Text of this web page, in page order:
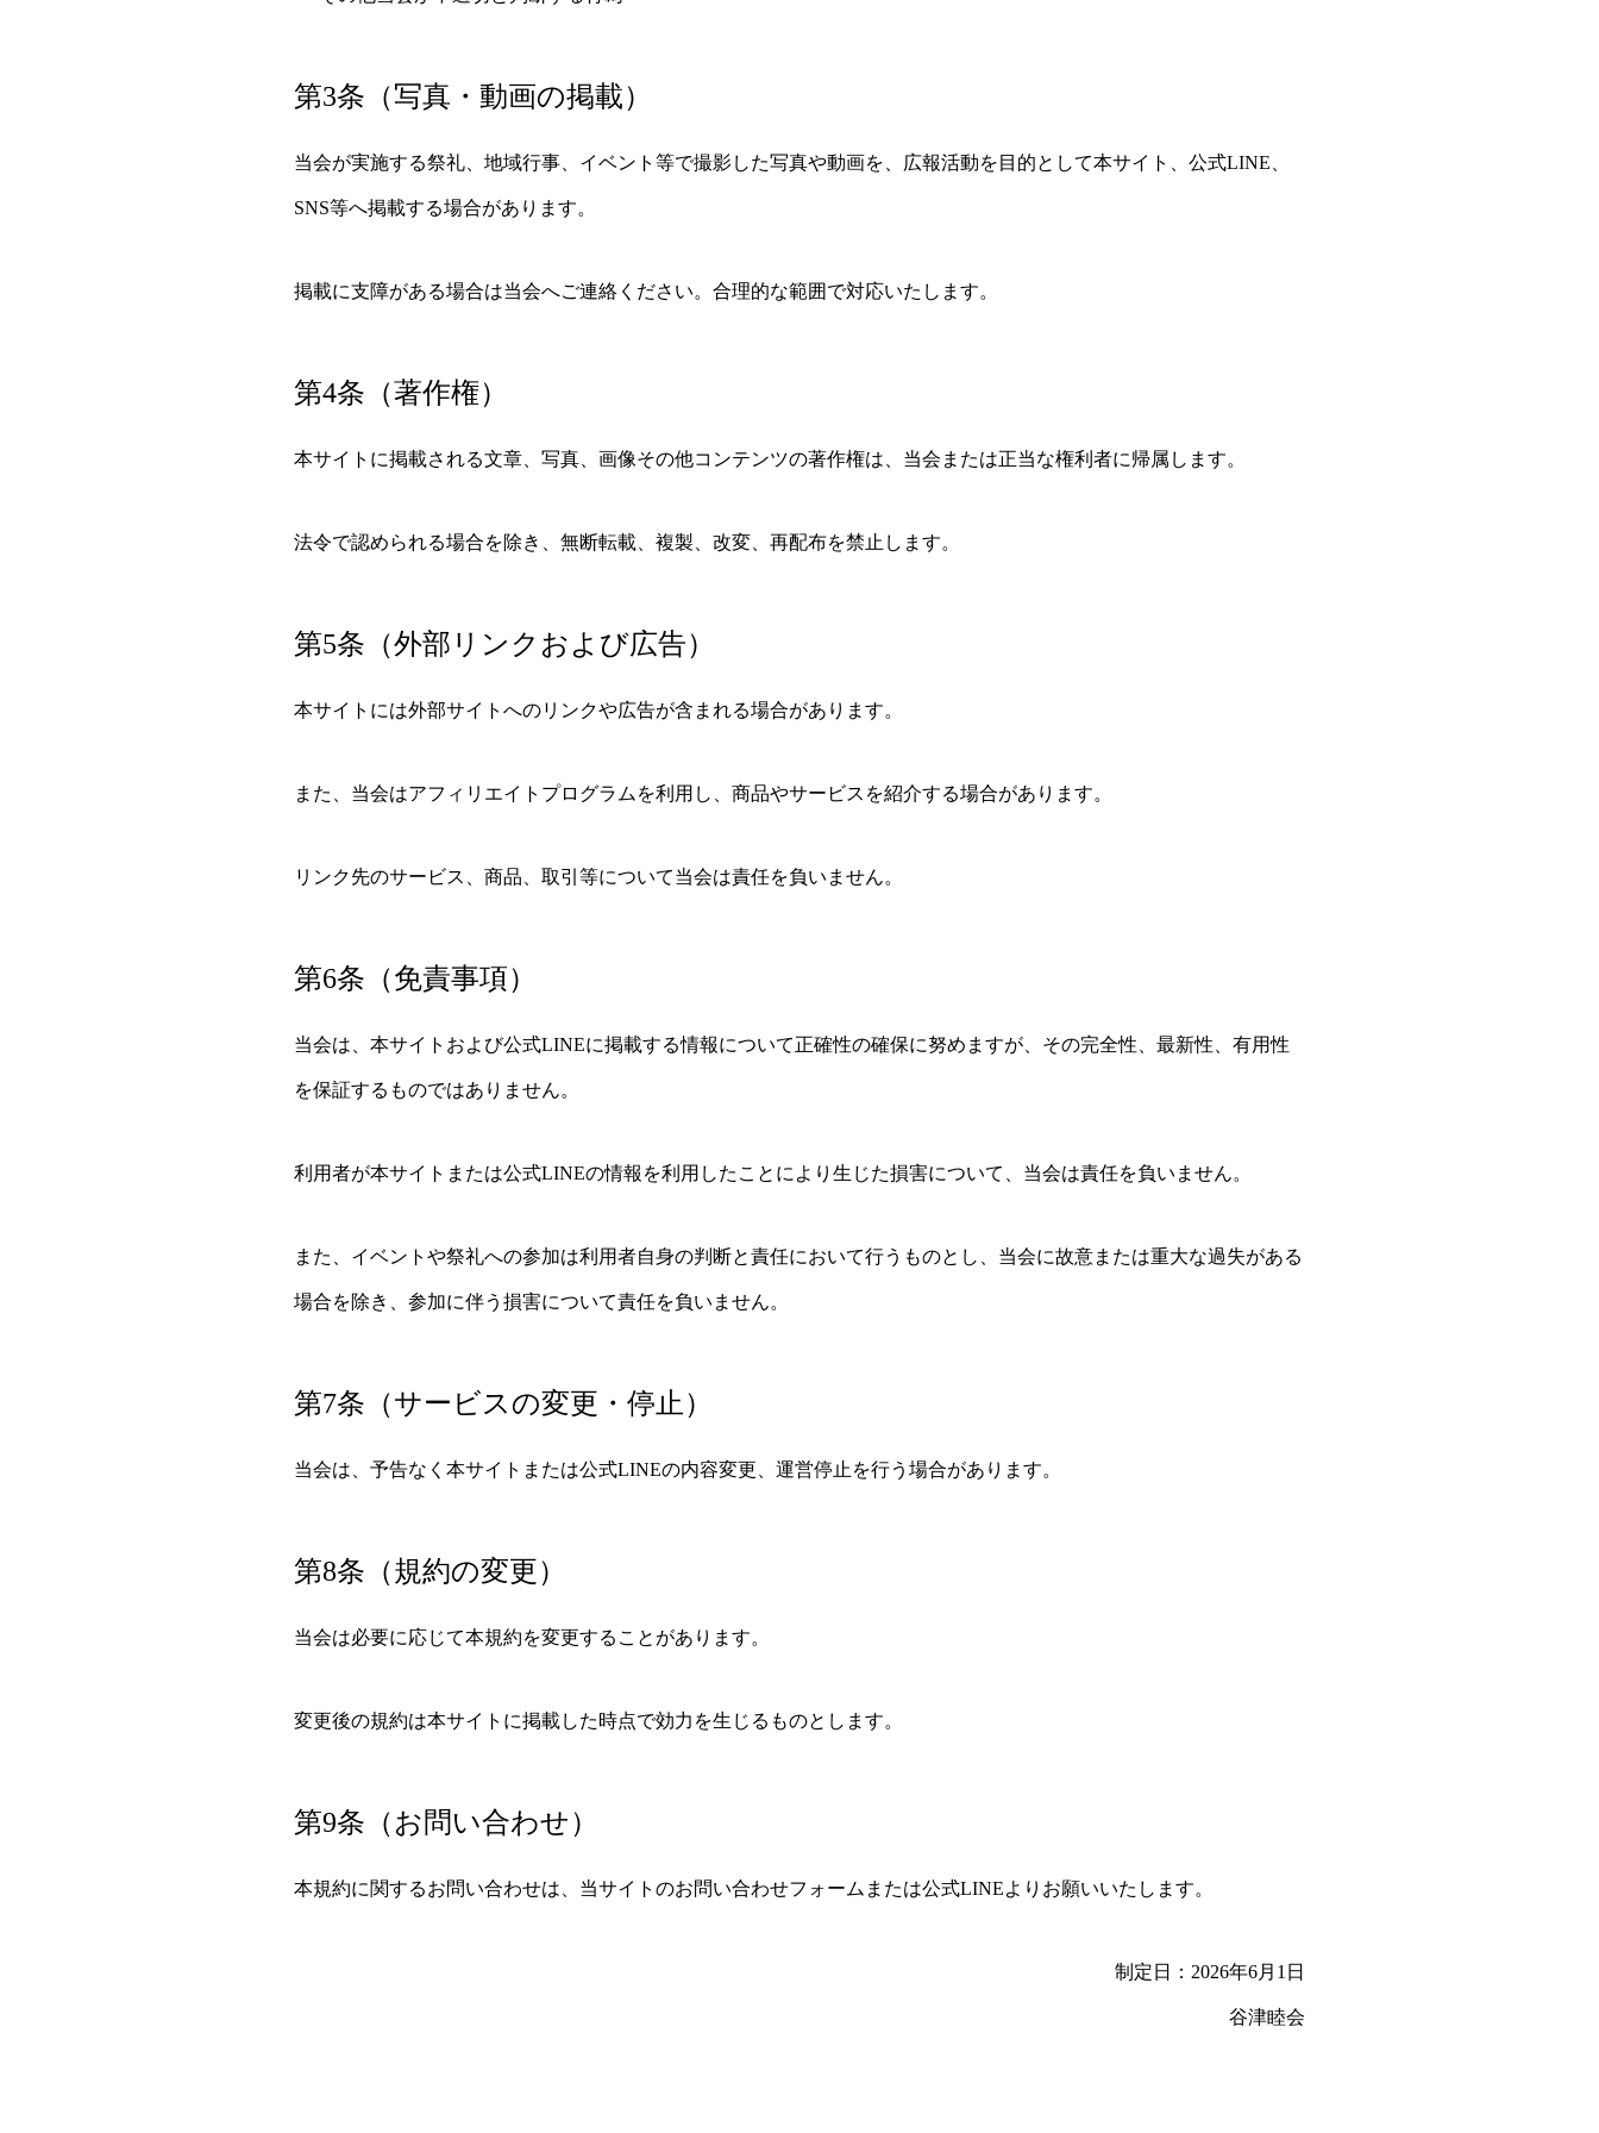
第3条（写真・動画の掲載）
当会が実施する祭礼、地域行事、イベント等で撮影した写真や動画を、広報活動を目的として本サイト、公式LINE、
SNS等へ掲載する場合があります。
掲載に支障がある場合は当会へご連絡ください。合理的な範囲で対応いたします。
第4条（著作権）
本サイトに掲載される文章、写真、画像その他コンテンツの著作権は、当会または正当な権利者に帰属します。
法令で認められる場合を除き、無断転載、複製、改変、再配布を禁止します。
第5条（外部リンクおよび広告）
本サイトには外部サイトへのリンクや広告が含まれる場合があります。
また、当会はアフィリエイトプログラムを利用し、商品やサービスを紹介する場合があります。
リンク先のサービス、商品、取引等について当会は責任を負いません。
第6条（免責事項）
当会は、本サイトおよび公式LINEに掲載する情報について正確性の確保に努めますが、その完全性、最新性、有用性
を保証するものではありません。
利用者が本サイトまたは公式LINEの情報を利用したことにより生じた損害について、当会は責任を負いません。
また、イベントや祭礼への参加は利用者自身の判断と責任において行うものとし、当会に故意または重大な過失がある
場合を除き、参加に伴う損害について責任を負いません。
第7条（サービスの変更・停止）
当会は、予告なく本サイトまたは公式LINEの内容変更、運営停止を行う場合があります。
第8条（規約の変更）
当会は必要に応じて本規約を変更することがあります。
変更後の規約は本サイトに掲載した時点で効力を生じるものとします。
第9条（お問い合わせ）
本規約に関するお問い合わせは、当サイトのお問い合わせフォームまたは公式LINEよりお願いいたします。
制定日：2026年6月1日
谷津睦会